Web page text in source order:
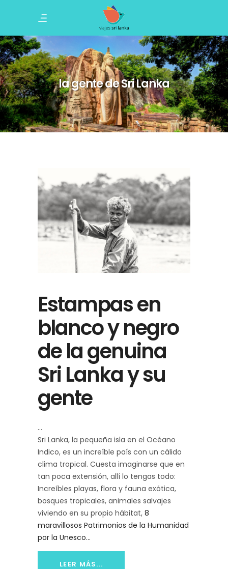
la gente de Sri Lanka
Estampas en
blanco y negro
de la genuina
Sri Lanka y su
gente
Sri Lanka, la pequeña isla en el Océano
Indico, es un increíble país con un cálido
clima tropical. Cuesta imaginarse que en
tan poca extensión, allí lo tengas todo:
Increíbles playas, flora y fauna exótica,
bosques tropicales, animales salvajes
viviendo en su propio hábitat, 8
maravillosos Patrimonios de la Humanidad
por la Unesco…
LEER MÁS...